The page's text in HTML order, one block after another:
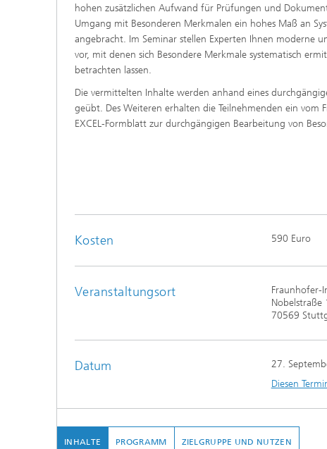
hohen zusätzlichen Aufwand für Prüfungen und
Umgang mit Besonderen Merkmalen ein hohes Maß an
angebracht. Im Seminar stellen Experten Ihnen moderne
vor, mit denen sich Besondere Merkmale systematisch
betrachten lassen.
Die vermittelten Inhalte werden anhand eines
geübt. Des Weiteren erhalten die Teilnehmenden ein vom
EXCEL-Formblatt zur durchgängigen Bearbeitung von
Kosten 590 Euro
Veranstaltungsort
Fraunhofer-
Nobelstraße
70569
Datum 27.
Diesen
INHALTE PROGRAMM ZIELGRUPPE UND NUTZEN